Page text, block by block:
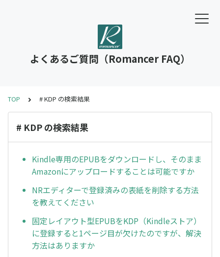
よくあるご質問（Romancer FAQ）
TOP # KDP の検索結果
# KDP の検索結果
Kindle専用のEPUBをダウンロードし、そのまま
Amazonにアップロードすることは可能ですか
NRエディターで登録済みの表紙を削除する方法
を教えてください
固定レイアウト型EPUBをKDP（Kindleストア）
に登録すると1ページ目が欠けたのですが、解決
方法はありますか